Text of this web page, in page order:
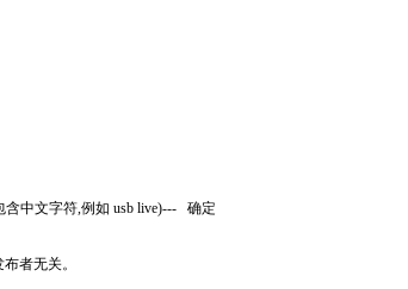
含中文字符,例如 usb live)--- 确定
者无关。